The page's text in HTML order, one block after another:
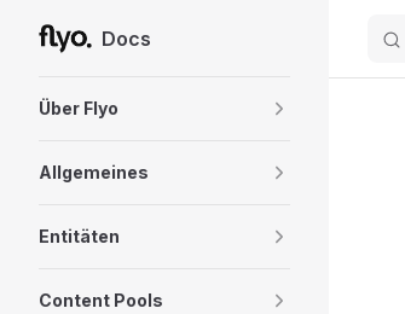
Skip to content
Docs
Sidebar Navigation
Über Flyo
Allgemeines
Entitäten
Content Pools